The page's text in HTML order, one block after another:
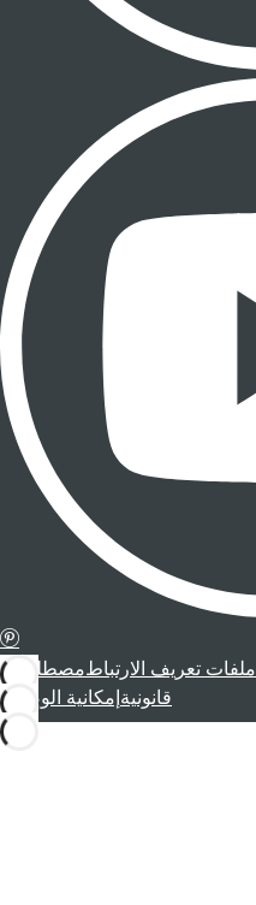
ملفات تعريف الارتباطمصطلحات
قانونية إمكانية الوصول